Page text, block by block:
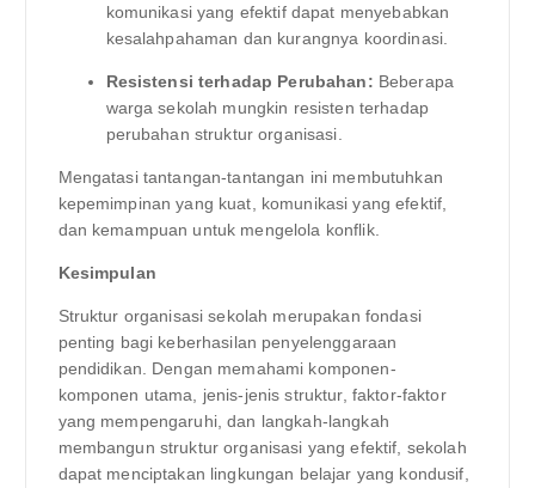
komunikasi yang efektif dapat menyebabkan
kesalahpahaman dan kurangnya koordinasi.
Resistensi terhadap Perubahan: Beberapa
warga sekolah mungkin resisten terhadap
perubahan struktur organisasi.
Mengatasi tantangan-tantangan ini membutuhkan
kepemimpinan yang kuat, komunikasi yang efektif,
dan kemampuan untuk mengelola konflik.
Kesimpulan
Struktur organisasi sekolah merupakan fondasi
penting bagi keberhasilan penyelenggaraan
pendidikan. Dengan memahami komponen-
komponen utama, jenis-jenis struktur, faktor-faktor
yang mempengaruhi, dan langkah-langkah
membangun struktur organisasi yang efektif, sekolah
dapat menciptakan lingkungan belajar yang kondusif,